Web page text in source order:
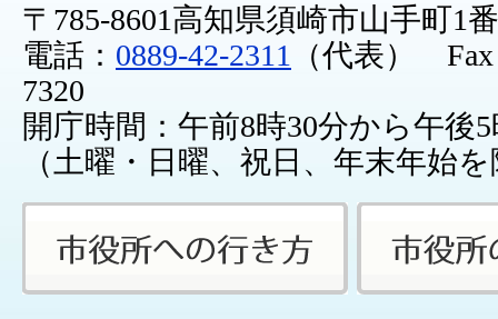
〒785-8601高知県須崎市山手町1
電話： 0889-42-2311
（代表） Fax
7320
開庁時間：午前8時30分から午後
（土曜・日曜、祝日、年末年始